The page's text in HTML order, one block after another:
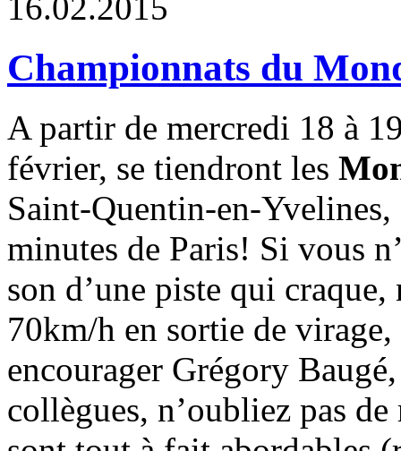
16.02.2015
Championnats du
A partir de mercredi 18 à
février, se tiendront les
Saint-Quentin-en-
minutes de Paris! Si vous
son d’une piste qui
70km/h en sortie de
encourager Grégory
collègues, n’oubliez pas